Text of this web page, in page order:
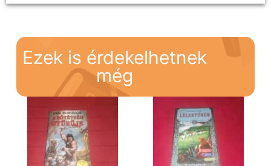
Ezek is érdekelhetnek
még